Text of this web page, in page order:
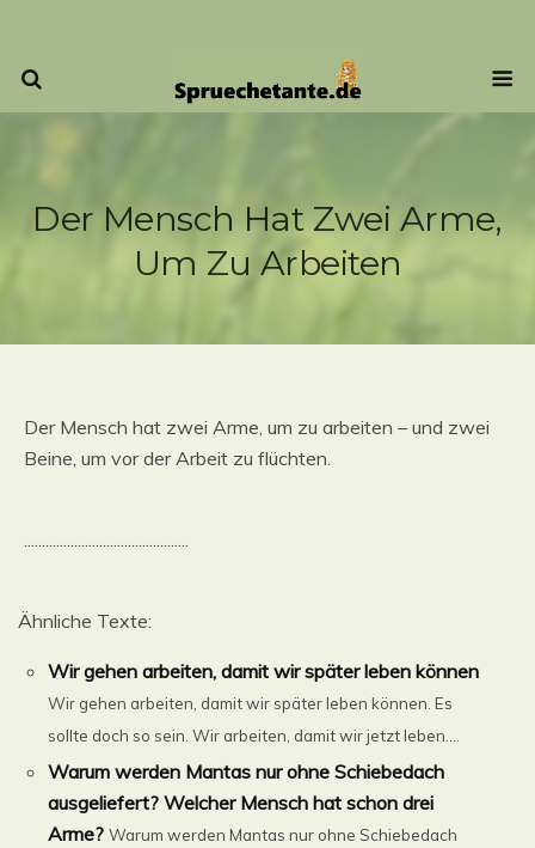
Der Mensch Hat Zwei Arme,
Um Zu Arbeiten
Der Mensch hat zwei Arme, um zu arbeiten – und zwei
Beine, um vor der Arbeit zu flüchten.
..............................................
Ähnliche Texte:
Wir gehen arbeiten, damit wir später leben können
Wir gehen arbeiten, damit wir später leben können. Es
sollte doch so sein. Wir arbeiten, damit wir jetzt leben....
Warum werden Mantas nur ohne Schiebedach
ausgeliefert? Welcher Mensch hat schon drei
Arme? Warum werden Mantas nur ohne Schiebedach